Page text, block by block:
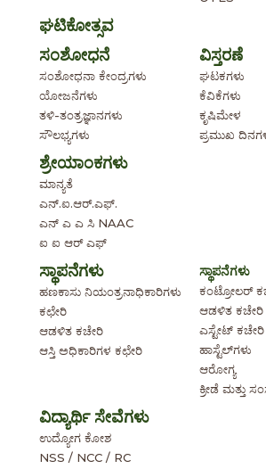
ಘಟಿಕೋತ್ಸವ
ಸಂಶೋಧನೆ
ಸಂಶೋಧನಾ ಕೇಂದ್ರಗಳು
ಯೋಜನೆಗಳು
ತಳಿ-ತಂತ್ರಜ್ಞಾನಗಳು
ಸೌಲಭ್ಯಗಳು
ವಿಸ್ತರಣೆ
ಘಟಕಗಳು
ಕೆವಿಕೆಗಳು
ಕೃಷಿಮೇಳ
ಪ್ರಮುಖ
ಶ್ರೇಯಾಂಕಗಳು
ಮಾನ್ಯತೆ
ಎನ್.ಐ.ಆರ್.ಎಫ್.
ಎನ್ ಎ ಎ ಸಿ NAAC
ಐ ಐ ಆರ್ ಎಫ್
ಸ್ಥಾಪನೆಗಳು
ಹಣಕಾಸು ನಿಯಂತ್ರನಾಧಿಕಾರಿಗಳು
ಕಛೇರಿ
ಆಡಳಿತ ಕಚೇರಿ
ಆಸ್ತಿ ಅಧಿಕಾರಿಗಳ ಕಛೇರಿ
ಸ್ಥಾಪನೆಗಳು
ಕಂಟ್ರೋಲರ್
ಆಡಳಿತ ಕಚೇರಿ
ಎಸ್ಟೇಟ್ ಕಚೇರಿ
ಹಾಸ್ಟೆಲ್‌ಗಳು
ಆರೋಗ್ಯ
ಕ್ರೀಡೆ ಮತ್ತು
ವಿದ್ಯಾರ್ಥಿ ಸೇವೆಗಳು
ಉದ್ಯೋಗ ಕೋಶ
NSS / NCC / RC